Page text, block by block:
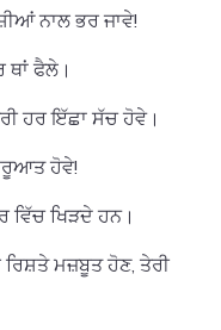
ਨਾਲ ਭਰ ਜਾਵੇ!
ਥਾਂ ਫੈਲੇ।
ਹਰ ਇੱਛਾ ਸੱਚ ਹੋਵੇ।
ਹੋਵੇ!
ਵਿੱਚ ਖਿੜਦੇ ਹਨ।
ਮਜ਼ਬੂਤ ਹੋਣ, ਤੇਰੀ